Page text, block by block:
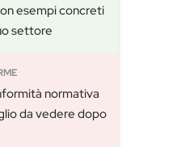
esempi concreti
settore
normativa
da vedere dopo